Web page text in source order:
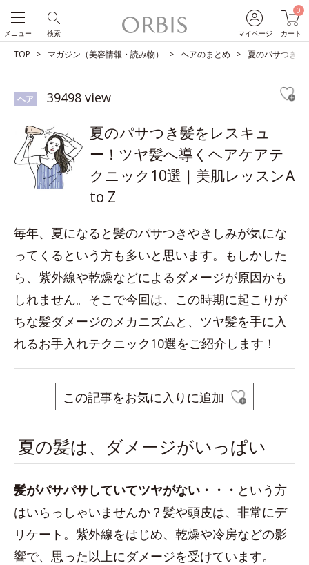
マイページ
0
カート
検索
メニュー
TOP マガジン（美容情報・読み物） ヘアのまとめ 夏のパサつき髪
ヘア 39498 view
夏のパサつき髪をレスキュ
ー！ツヤ髪へ導くヘアケアテ
クニック10選｜美肌レッスンA
to Z
毎年、夏になると髪のパサつきやきしみが気にな
ってくるという方も多いと思います。もしかした
ら、紫外線や乾燥などによるダメージが原因かも
しれません。そこで今回は、この時期に起こりが
ちな髪ダメージのメカニズムと、ツヤ髪を手に入
れるお手入れテクニック10選をご紹介します！
この記事をお気に入りに追加
夏の髪は、ダメージがいっぱい
髪がパサパサしていてツヤがない・・ ・ という方
はいらっしゃいませんか？髪や頭皮は、非常にデ
リケート。紫外線をはじめ、乾燥や冷房などの影
響で、思った以上にダメージを受けています。